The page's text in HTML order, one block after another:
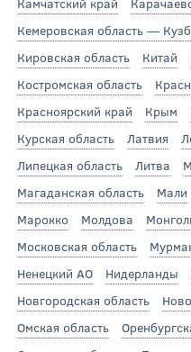
Кемеровская область —
Кировская область
Китай
Костромская область
Красноярский край
Крым
Курская область
Латвия
Липецкая область
Литва
Магаданская область
Мали
Марокко
Молдова
Московская область
Ненецкий АО
Нидерланды
Новгородская область
Омская область